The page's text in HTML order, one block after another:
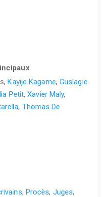
Kayije Kagame, Guslagie
Petit,Xavier Maly,
, Thomas De
, Procès, Juges,